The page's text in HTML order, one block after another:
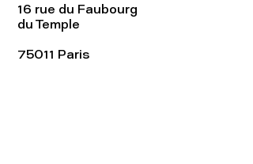
16 rue du Faubourg
du Temple
75011 Paris